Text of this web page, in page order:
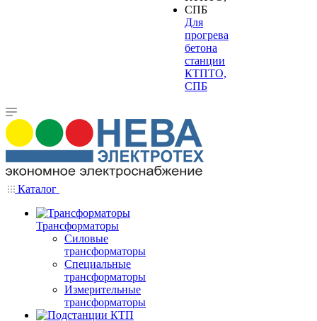
Для
прогрева
бетона
станции
КТПТО,
СПБ
Каталог
Трансформаторы
Силовые
трансформаторы
Специальные
трансформаторы
Измерительные
трансформаторы